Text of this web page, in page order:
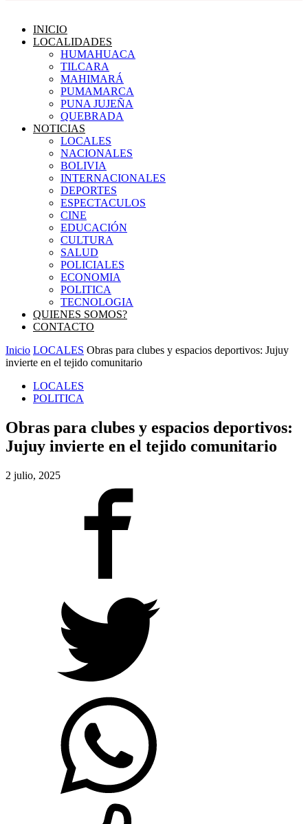
INICIO
LOCALIDADES
HUMAHUACA
TILCARA
MAHIMARÁ
PUMAMARCA
PUNA JUJEÑA
QUEBRADA
NOTICIAS
LOCALES
NACIONALES
BOLIVIA
INTERNACIONALES
DEPORTES
ESPECTACULOS
CINE
EDUCACIÓN
CULTURA
SALUD
POLICIALES
ECONOMIA
POLITICA
TECNOLOGIA
QUIENES SOMOS?
CONTACTO
Inicio LOCALES Obras para clubes y espacios deportivos: Jujuy
invierte en el tejido comunitario
LOCALES
POLITICA
Obras para clubes y espacios deportivos:
Jujuy invierte en el tejido comunitario
2 julio, 2025